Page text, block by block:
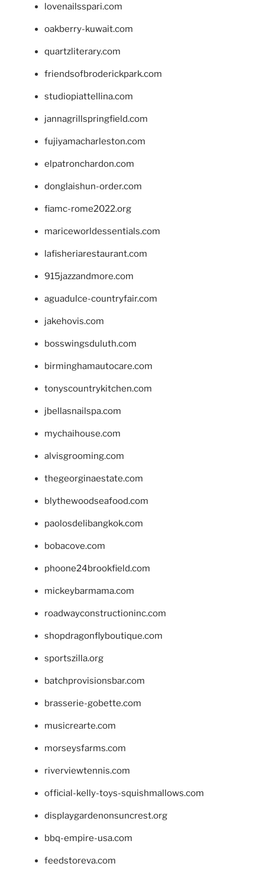
lovenailsspari.com
oakberry-kuwait.com
quartzliterary.com
friendsofbroderickpark.com
studiopiattellina.com
jannagrillspringfield.com
fujiyamacharleston.com
elpatronchardon.com
donglaishun-order.com
fiamc-rome2022.org
mariceworldessentials.com
lafisheriarestaurant.com
915jazzandmore.com
aguadulce-countryfair.com
jakehovis.com
bosswingsduluth.com
birminghamautocare.com
tonyscountrykitchen.com
jbellasnailspa.com
mychaihouse.com
alvisgrooming.com
thegeorginaestate.com
blythewoodseafood.com
paolosdelibangkok.com
bobacove.com
phoone24brookfield.com
mickeybarmama.com
roadwayconstructioninc.com
shopdragonflyboutique.com
sportszilla.org
batchprovisionsbar.com
brasserie-gobette.com
musicrearte.com
morseysfarms.com
riverviewtennis.com
official-kelly-toys-squishmallows.com
displaygardenonsuncrest.org
bbq-empire-usa.com
feedstoreva.com